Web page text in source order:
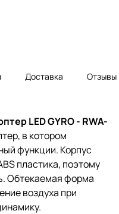
Доставка Отзывы
LED GYRO - RWA-
в котором
функции. Корпус
пластика, поэтому
Обтекаемая форма
воздуха при